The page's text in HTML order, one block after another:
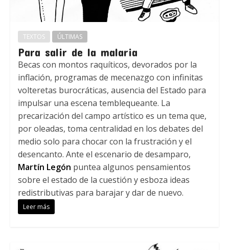
TEXTOS ÚLTIMAS
Para salir de la malaria
Becas con montos raquíticos, devorados por la
inflación, programas de mecenazgo con infinitas
volteretas burocráticas, ausencia del Estado para
impulsar una escena temblequeante. La
precarización del campo artístico es un tema que,
por oleadas, toma centralidad en los debates del
medio solo para chocar con la frustración y el
desencanto. Ante el escenario de desamparo,
Martín Legón puntea algunos pensamientos
sobre el estado de la cuestión y esboza ideas
redistributivas para barajar y dar de nuevo.
Leer más